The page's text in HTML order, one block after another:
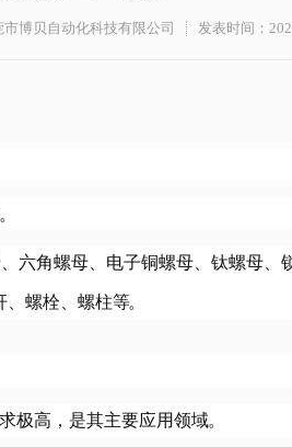
博贝自动化科技有限公司 发表时间：
六角螺母、电子铜螺母、钛螺母、
、螺栓、螺柱等。
极高，是其主要应用领域。